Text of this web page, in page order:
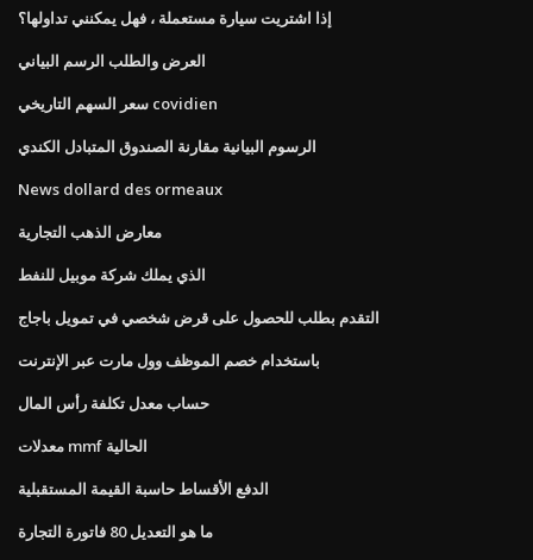
إذا اشتريت سيارة مستعملة ، فهل يمكنني تداولها؟
العرض والطلب الرسم البياني
سعر السهم التاريخي covidien
الرسوم البيانية مقارنة الصندوق المتبادل الكندي
News dollard des ormeaux
معارض الذهب التجارية
الذي يملك شركة موبيل للنفط
التقدم بطلب للحصول على قرض شخصي في تمويل باجاج
باستخدام خصم الموظف وول مارت عبر الإنترنت
حساب معدل تكلفة رأس المال
معدلات mmf الحالية
الدفع الأقساط حاسبة القيمة المستقبلية
ما هو التعديل 80 فاتورة التجارة